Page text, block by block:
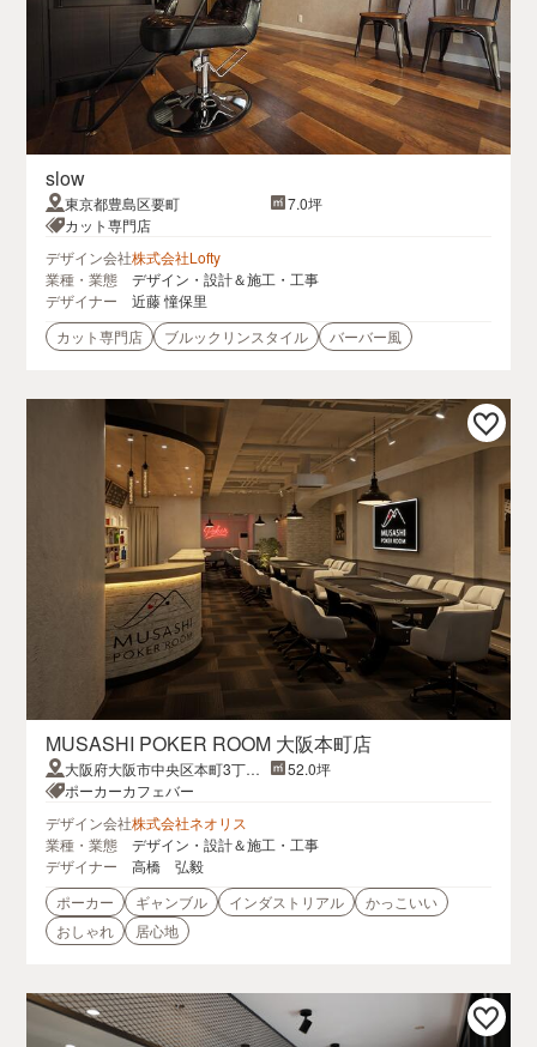
slow
東京都豊島区要町
7.0坪
カット専門店
デザイン会社株式会社Lofty
業種・業態
デザイン・設計＆施工・工事
デザイナー
近藤 憧保里
カット専門店
ブルックリンスタイル バーバー風
MUSASHI POKER ROOM 大阪本町店
大阪府大阪市中央区本町3丁目
2-15小原3ビル2階
52.0坪
ポーカーカフェバー
デザイン会社株式会社ネオリス
業種・業態
デザイン・設計＆施工・工事
デザイナー
高橋 弘毅
ポーカー
ギャンブル インダストリアル
かっこいい
おしゃれ
居心地